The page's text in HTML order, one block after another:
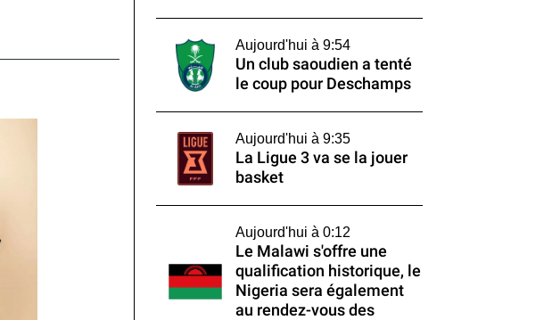
Aujourd'hui à 9:54
Un club saoudien a tenté
le coup pour Deschamps
Aujourd'hui à 9:35
La Ligue 3 va se la jouer
basket
Aujourd'hui à 0:12
Le Malawi s'offre une
qualification historique, le
Nigeria sera également
au rendez-vous des